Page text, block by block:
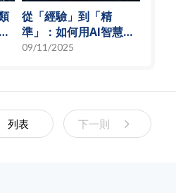
從「經驗」到「精
準」：如何用AI智慧演
算法，實現高效射頻預
09/11/2025
列表 下一則